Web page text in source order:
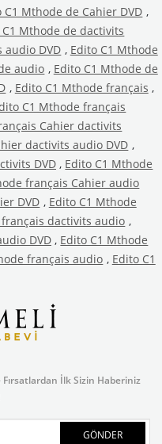
C1 Mthode de Cahier DVD ,
C1 Mthode de dactivits
audio DVD , Edito C1 Mthode
audio , Edito C1 Mthode de
, Edito C1 Mthode français ,
C1 Mthode français
Cahier dactivits
dactivits audio DVD ,
DVD , Edito C1 Mthode
français Cahier audio
DVD , Edito C1 Mthode
dactivits audio ,
DVD , Edito C1 Mthode
français audio , Edito C1
İlk Sizin Haberiniz
GÖNDER